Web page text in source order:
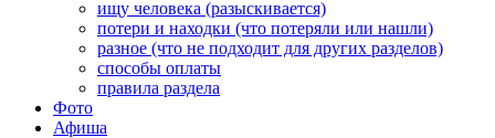
ищу человека (разыскивается)
потери и находки (что потеряли или нашли)
разное (что не подходит для других разделов)
способы оплаты
правила раздела
Фото
Афиша